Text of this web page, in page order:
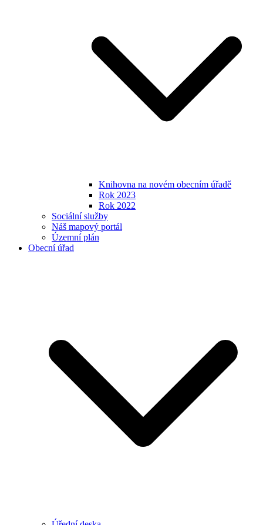
Knihovna na novém obecním úřadě
Rok 2023
Rok 2022
Sociální služby
Náš mapový portál
Územní plán
Obecní úřad